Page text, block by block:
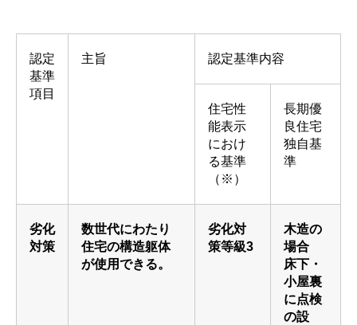
認定
基準
項目
主旨 認定基準内容
住宅性
能表示
におけ
る基準
（※）
長期優
良住宅
独自基
準
劣化
対策
数世代にわたり
住宅の構造躯体
が使用できる。
劣化対
策等級3
木造の
場合
床下・
小屋裏
に点検
の設